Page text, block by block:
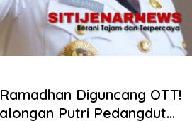
Diguncang OTT!
Putri Pedangdut